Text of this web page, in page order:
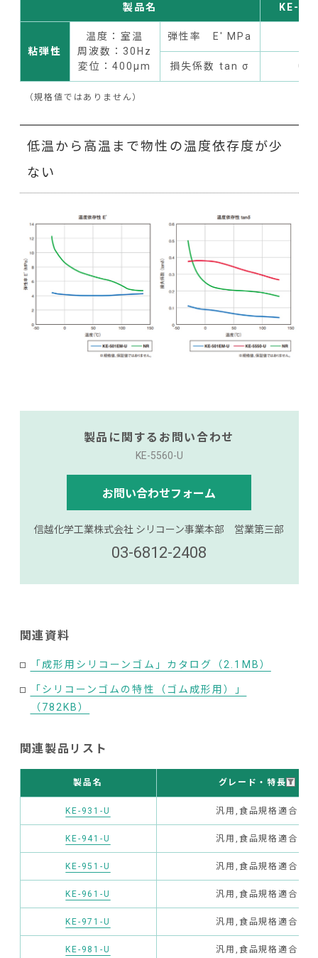
製品名 KE-
粘弾性
温度：室温
周波数：30Hz
変位：400μm
弾性率 E' MPa
損失係数 tan σ
（規格値ではありません）
低温から高温まで物性の温度依存度が少
ない
製品に関するお問い合わせ
KE-5560-U
お問い合わせフォーム
信越化学工業株式会社 シリコーン事業本部 営業第三部
03-6812-2408
関連資料
「成形用シリコーンゴム」カタログ（2.1MB）
「シリコーンゴムの特性（ゴム成形用）」
（782KB）
関連製品リスト
製品名 グレード・特長
KE-931-U 汎用,食品規格適合
KE-941-U 汎用,食品規格適合
KE-951-U 汎用,食品規格適合
KE-961-U 汎用,食品規格適合
KE-971-U 汎用,食品規格適合
KE-981-U 汎用,食品規格適合